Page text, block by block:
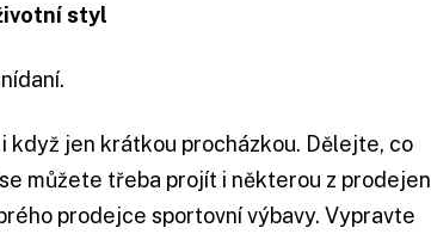
styl
když jen krátkou procházkou. Dělejte, co
můžete třeba projít i některou z prodejen
prodejce sportovní výbavy. Vypravte